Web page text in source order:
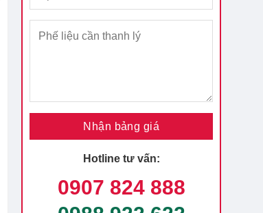
Hotline tư vấn:
0907 824 888